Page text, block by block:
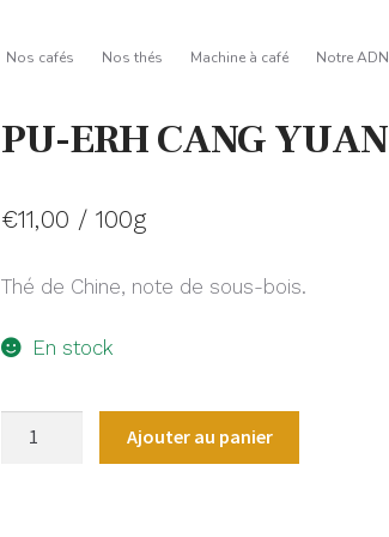
Nos cafés Nos thés Machine à café Notre ADN
PU-ERH CANG YUAN
€11,00 / 100g
Thé de Chine, note de sous-bois.
En stock
Ajouter au panier